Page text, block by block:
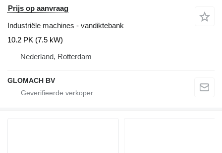
Prijs op aanvraag
Industriële machines - vandiktebank
10.2 PK (7.5 kW)
Nederland, Rotterdam
GLOMACH BV